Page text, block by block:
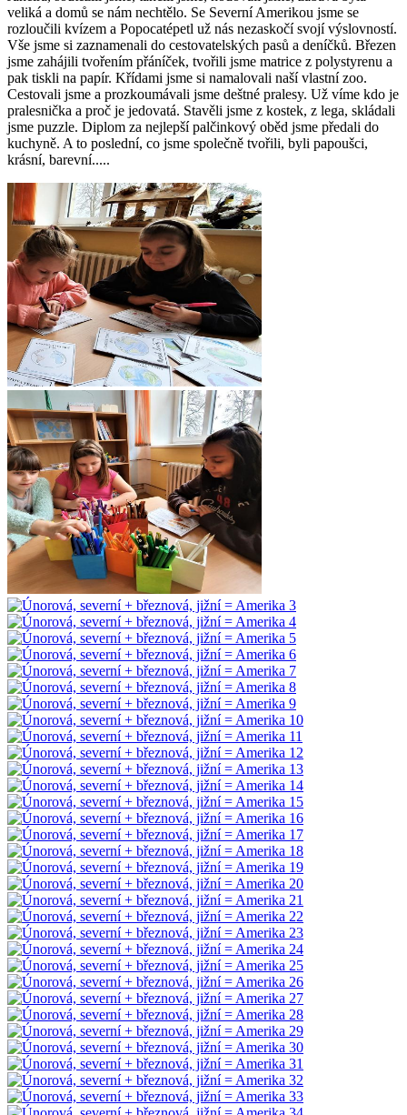
veliká a domů se nám nechtělo. Se Severní Amerikou jsme se
rozloučili kvízem a Popocatépetl už nás nezaskočí svojí výslovností.
Vše jsme si zaznamenali do cestovatelských pasů a deníčků. Březen
jsme zahájili tvořením přáníček, tvořili jsme matrice z polystyrenu a
pak tiskli na papír. Křídami jsme si namalovali naší vlastní zoo.
Cestovali jsme a prozkoumávali jsme deštné pralesy. Už víme kdo je
pralesnička a proč je jedovatá. Stavěli jsme z kostek, z lega, skládali
jsme puzzle. Diplom za nejlepší palčinkový oběd jsme předali do
kuchyně. A to poslední, co jsme společně tvořili, byli papoušci,
krásní, barevní.....